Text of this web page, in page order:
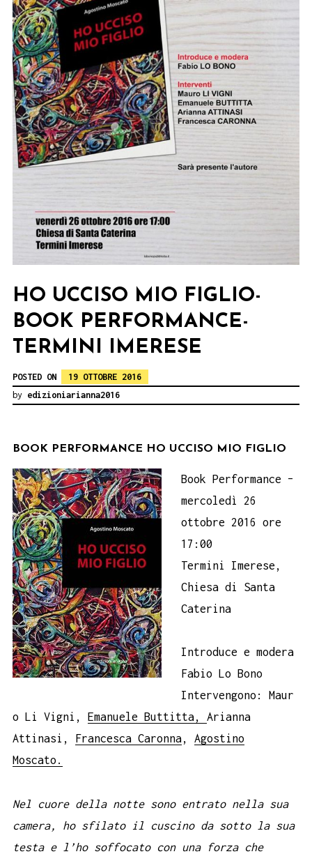
HO UCCISO MIO FIGLIO-
BOOK PERFORMANCE-
TERMINI IMERESE
POSTED ON
19 OTTOBRE 2016
by edizioniarianna2016
BOOK PERFORMANCE HO UCCISO MIO FIGLIO
Book Performance –
mercoledì 26
ottobre 2016 ore
17:00
Termini Imerese,
Chiesa di Santa
Caterina
Introduce e modera
Fabio Lo Bono
Intervengono: Maur
o Li Vigni,
Emanuele Buttitta, Arianna
Attinasi,
Francesca Caronna, Agostino
Moscato.
Nel cuore della notte sono entrato nella sua
camera, ho sfilato il cuscino da sotto la sua
testa e l’ho soffocato con una forza che